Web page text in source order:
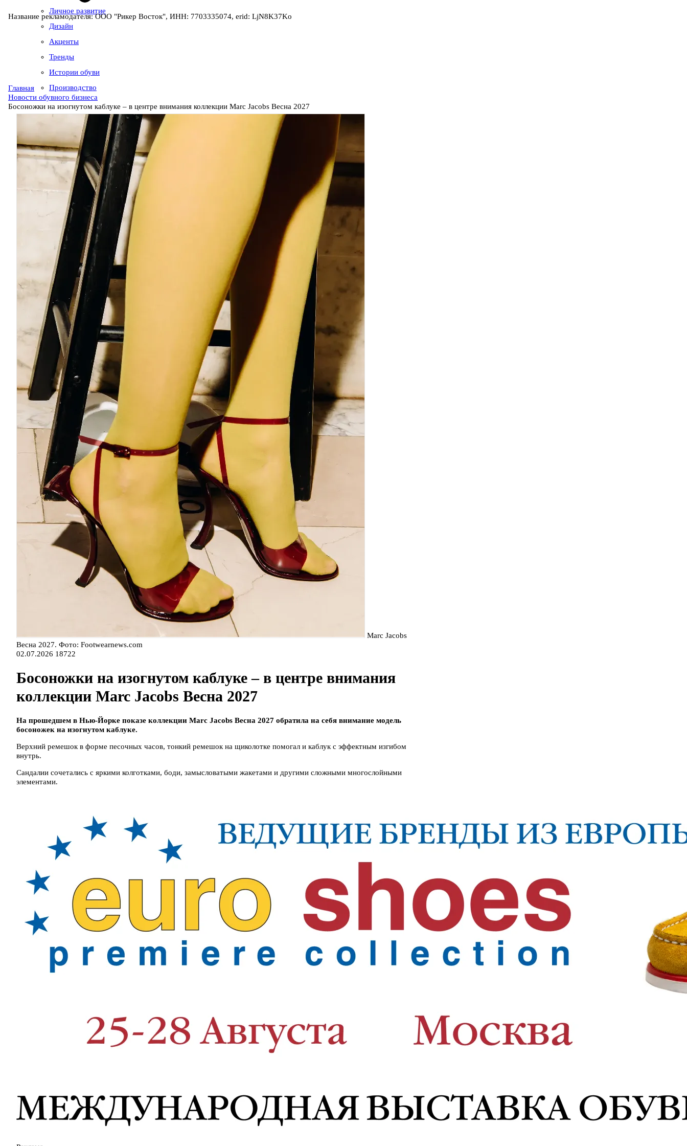
Личное развитие
Дизайн
Акценты
Тренды
Истории обуви
Производство
Название рекламодателя: ООО "Рикер Восток", ИНН: 7703335074, erid: LjN8K37Ko
Главная
Новости обувного бизнеса
Босоножки на изогнутом каблуке – в центре внимания коллекции Marc Jacobs Весна 2027
Marc Jacobs
Весна 2027. Фото: Footwearnews.com
02.07.2026 18722
Босоножки на изогнутом каблуке – в центре внимания
коллекции Marc Jacobs Весна 2027
На прошедшем в Нью-Йорке показе коллекции Marc Jacobs Весна 2027 обратила на себя внимание модель
босоножек на изогнутом каблуке.
Верхний ремешок в форме песочных часов, тонкий ремешок на щиколотке помогал и каблук с эффектным изгибом
внутрь.
Сандалии сочетались с яркими колготками, боди, замысловатыми жакетами и другими сложными многослойными
элементами.